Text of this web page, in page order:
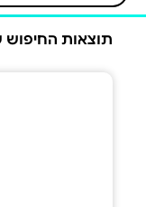
תוצאות החיפוש